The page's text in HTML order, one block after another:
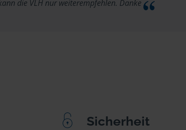
die VLH nur weiterempfehlen. Danke
Sicherheit